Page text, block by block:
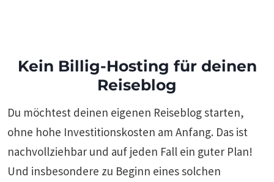
Kein Billig-Hosting für deinen
Reiseblog
Du möchtest deinen eigenen Reiseblog starten,
ohne hohe Investitionskosten am Anfang. Das ist
nachvollziehbar und auf jeden Fall ein guter Plan!
Und insbesondere zu Beginn eines solchen